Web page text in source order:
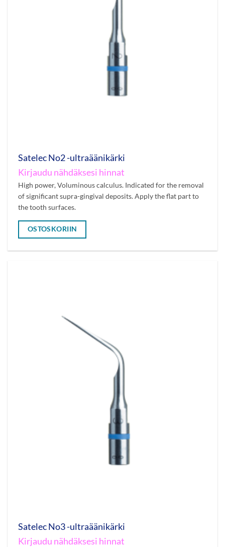
Satelec No2 -ultraäänikärki
Kirjaudu nähdäksesi hinnat
High power, Voluminous calculus. Indicated for the removal
of significant supra-gingival deposits. Apply the flat part to
the tooth surfaces.
OSTOSKORIIN
Satelec No3 -ultraäänikärki
Kirjaudu nähdäksesi hinnat